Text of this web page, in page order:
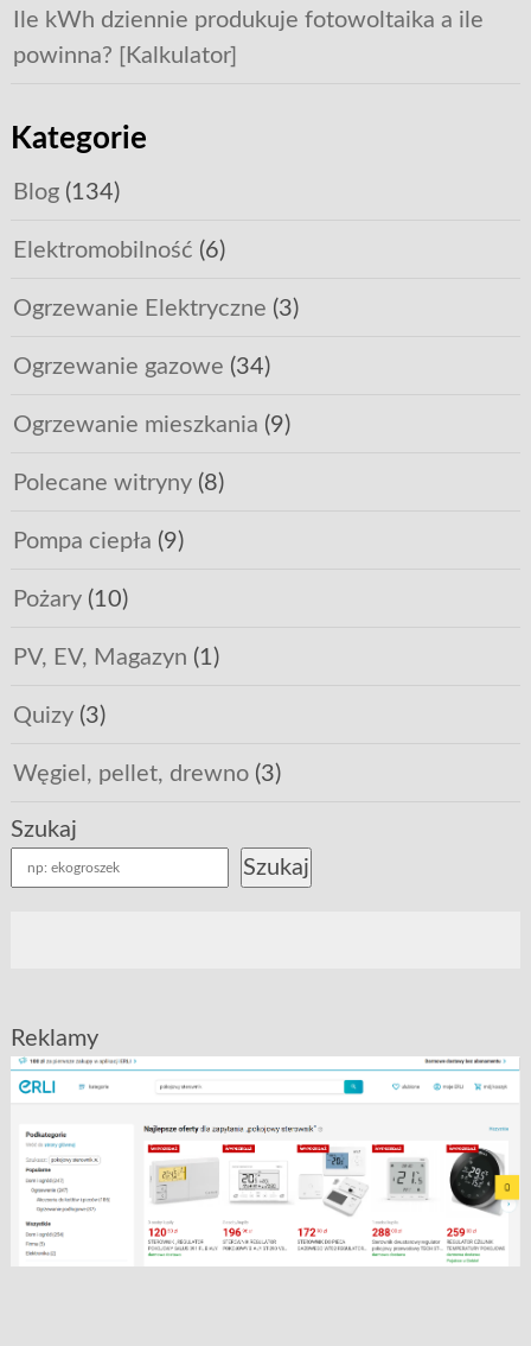
Ile kWh dziennie produkuje fotowoltaika a ile
powinna? [Kalkulator]
Kategorie
Blog(134)
Elektromobilność (6)
Ogrzewanie Elektryczne (3)
Ogrzewanie gazowe (34)
Ogrzewanie mieszkania (9)
Polecane witryny(8)
Pompa ciepła (9)
Pożary(10)
PV, EV, Magazyn (1)
Quizy(3)
Węgiel, pellet, drewno(3)
Szukaj
Szukaj
Reklamy